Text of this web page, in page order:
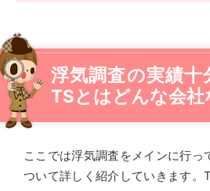
浮気調査の実績十
TSとはどんな会社
ここでは浮気調査をメインに行っ
ついて詳しく紹介していきます。